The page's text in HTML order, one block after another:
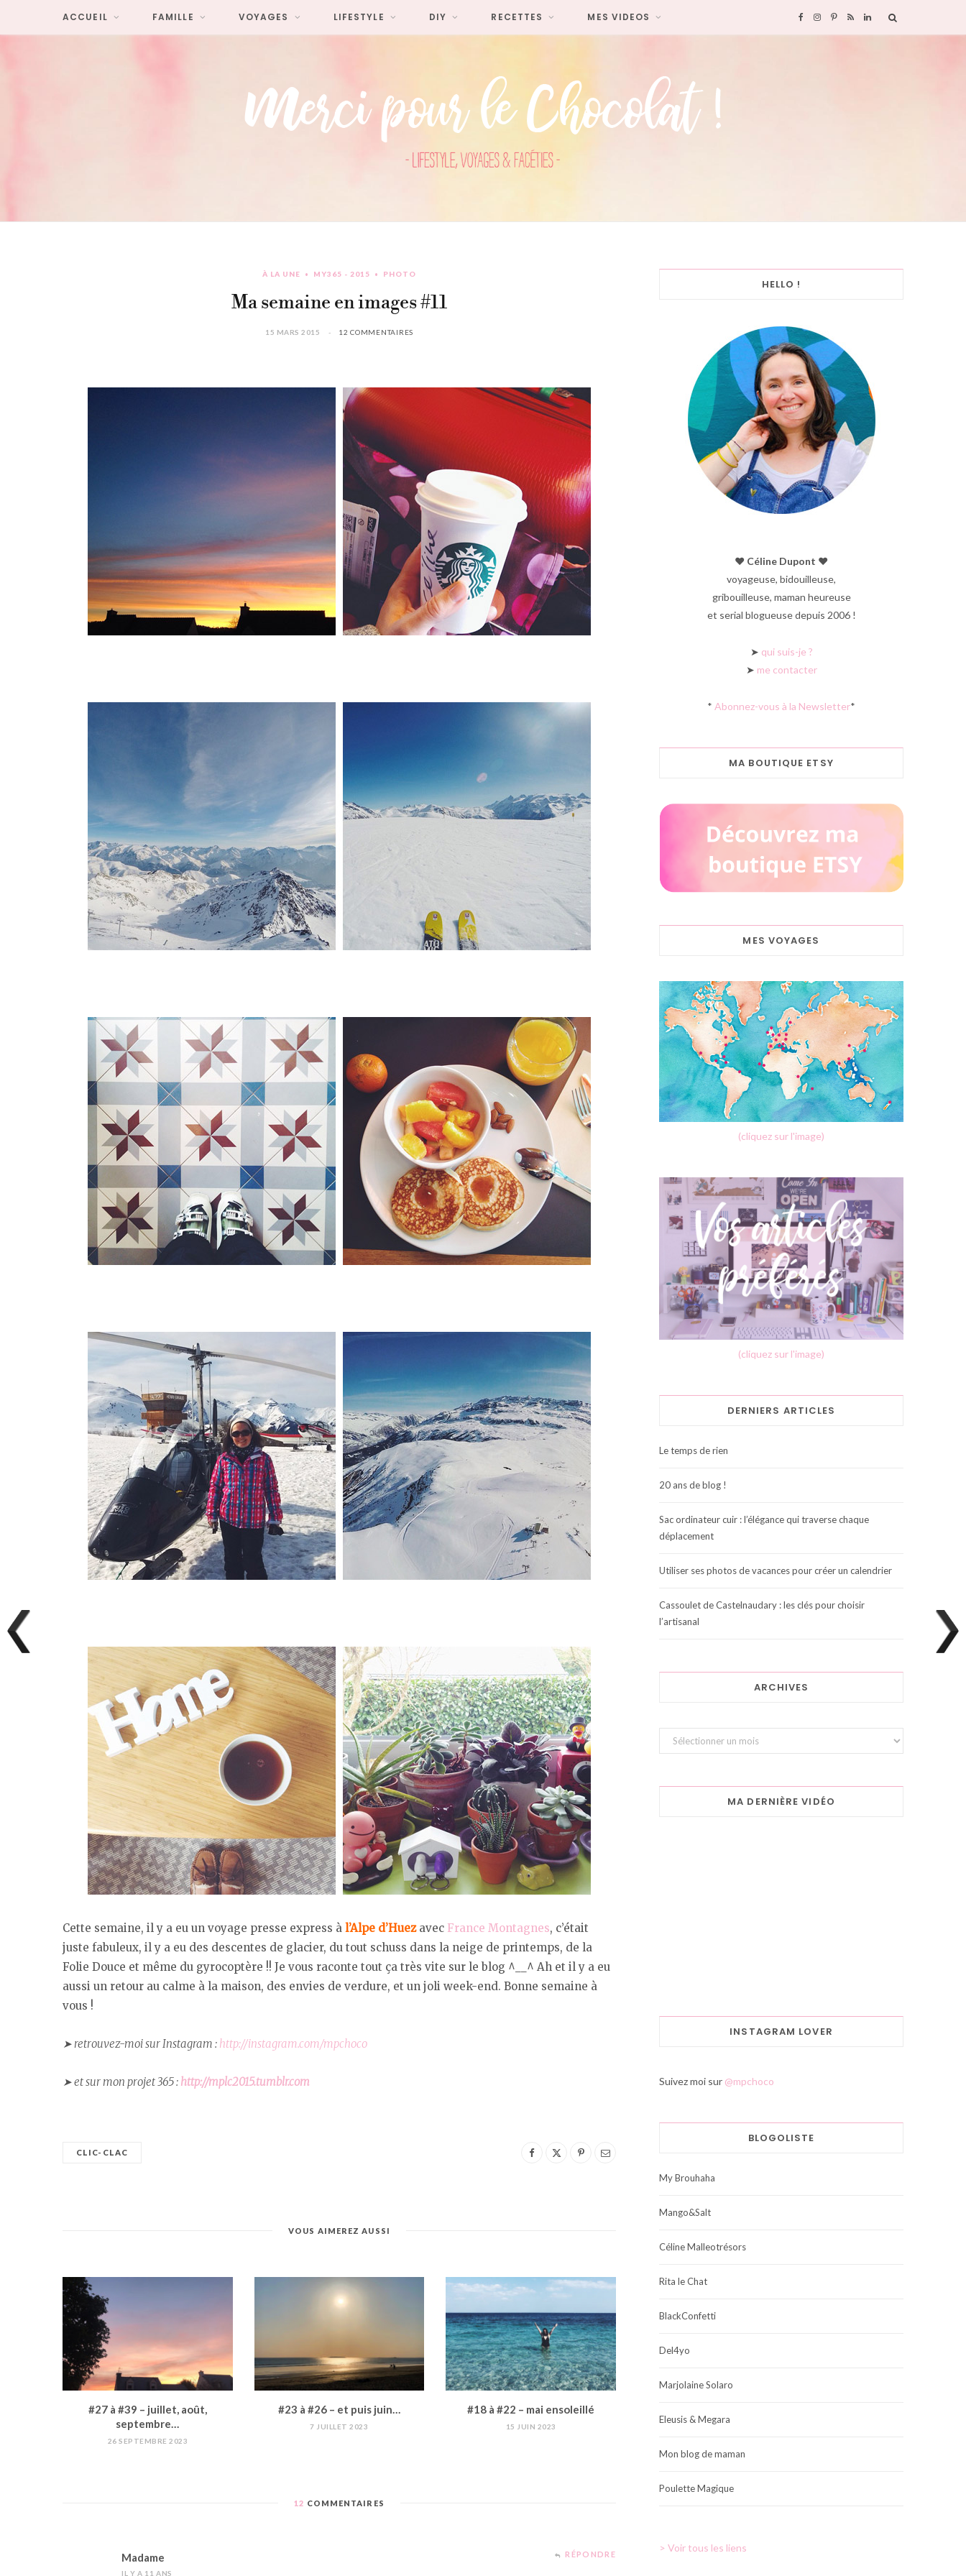
F
o
I
r
P
e
R L
I
ACCUEIL FAMILLE VOYAGES LIFESTYLE DIY RECETTES MES VIDEOS
À LA UNE MY365 - 2015 PHOTO
Ma semaine en images #11
15 MARS 2015 12 COMMENTAIRES
Cette semaine, il y a eu un voyage presse express à l’Alpe d’Huezavec France Montagnes, c’était
juste fabuleux, il y a eu des descentes de glacier, du tout schuss dans la neige de printemps, de la
Folie Douce et même du gyrocoptère !! Je vous raconte tout ça très vite sur le blog ^__^ Ah et il y a eu
aussi un retour au calme à la maison, des envies de verdure, et un joli week-end. Bonne semaine à
vous !
➤ retrouvez-moi sur Instagram : http://instagram.com/mpchoco
➤ et sur mon projet 365 : http://mplc2015.tumblr.com
CLIC-CLAC
VOUS AIMEREZ AUSSI
#27 à #39 – juillet, août,
septembre…
26 SEPTEMBRE 2023
#23 à #26 – et puis juin…
7 JUILLET 2023
#18 à #22 – mai ensoleillé
15 JUIN 2023
12 COMMENTAIRES
Madame
IL Y A 11 ANS
RÉPONDRE
HELLO !
♥︎ Céline Dupont ♥︎
voyageuse, bidouilleuse,
gribouilleuse, maman heureuse
et serial blogueuse depuis 2006 !
➤ qui suis-je ?
➤ me contacter
* Abonnez-vous à la Newsletter*
MA BOUTIQUE ETSY
MES VOYAGES
(cliquez sur l'image)
(cliquez sur l'image)
DERNIERS ARTICLES
Le temps de rien
20 ans de blog !
Sac ordinateur cuir : l’élégance qui traverse chaque
déplacement
Utiliser ses photos de vacances pour créer un calendrier
Cassoulet de Castelnaudary : les clés pour choisir
l’artisanal
ARCHIVES
Archives
MA DERNIÈRE VIDÉO
INSTAGRAM LOVER
Suivez moi sur @mpchoco
BLOGOLISTE
My Brouhaha
Mango&Salt
Céline Malleotrésors
Rita le Chat
BlackConfetti
Del4yo
Marjolaine Solaro
Eleusis & Megara
Mon blog de maman
Poulette Magique
> Voir tous les liens